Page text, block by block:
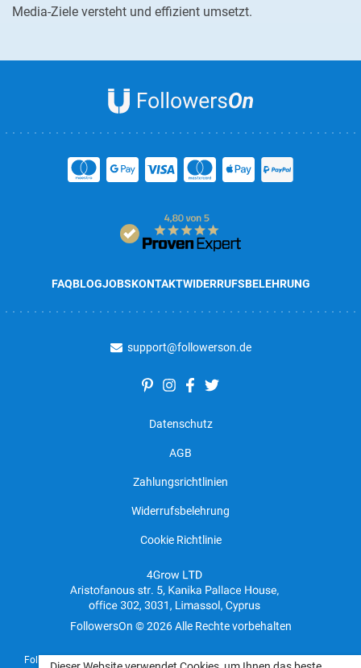
Media-Ziele versteht und effizient umsetzt.
FAQBLOGJOBSKONTAKTWIDERRUFSBELEHRUNG
Datenschutz
AGB
Zahlungsrichtlinien
Widerrufsbelehrung
Cookie Richtlinie
FollowersOn © 2026 Alle Rechte vorbehalten
support@followerson.de
FollowersOn funktioniert unabhängig und steht mit keinen Social-Media-